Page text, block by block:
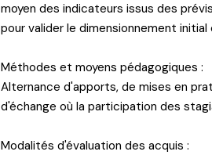
moyen des indicateurs issus des
pour valider le dimensionnement
Méthodes et moyens pédagogiques :
Alternance d'apports, de mises en
d'échange où la participation des
Modalités d'évaluation des acquis :